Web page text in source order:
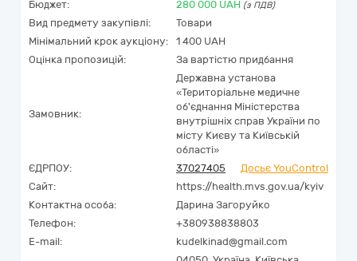
Бюджет: 280 000 UAH (з ПДВ)
Вид предмету закупівлі:
Товари
Мінімальний крок аукціону:
1 400 UAH
Оцінка пропозицій:
За вартістю придбання
Замовник:
Державна установа
«Територіальне медичне
об'єднання Міністерства
внутрішніх справ України по
місту Києву та Київській
області»
ЄДРПОУ:
37027405
Досьє YouControl
Сайт:
https://health.mvs.gov.ua/kyiv
Контактна особа:
Дарина Загоруйко
Телефон:
+380938838803
E-mail:
kudelkinad@gmail.com